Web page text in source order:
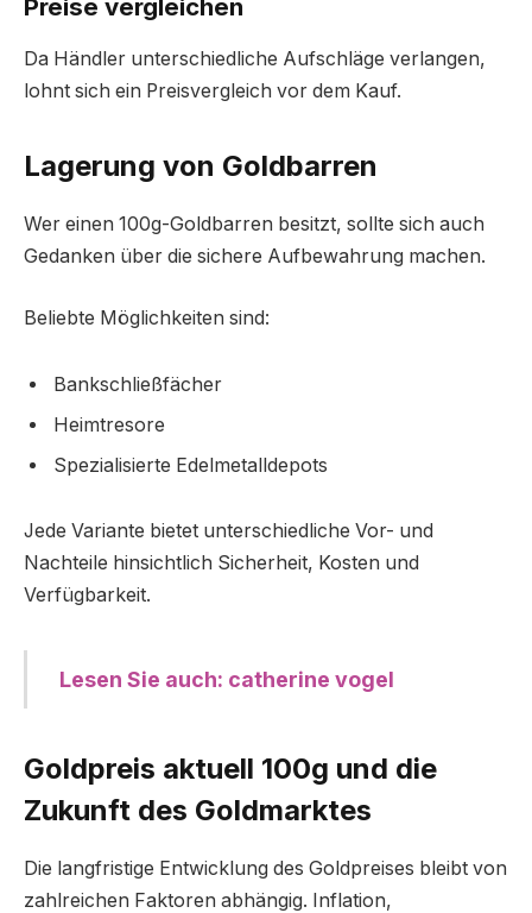
Preise vergleichen
Da Händler unterschiedliche Aufschläge verlangen,
lohnt sich ein Preisvergleich vor dem Kauf.
Lagerung von Goldbarren
Wer einen 100g-Goldbarren besitzt, sollte sich auch
Gedanken über die sichere Aufbewahrung machen.
Beliebte Möglichkeiten sind:
Bankschließfächer
Heimtresore
Spezialisierte Edelmetalldepots
Jede Variante bietet unterschiedliche Vor- und
Nachteile hinsichtlich Sicherheit, Kosten und
Verfügbarkeit.
Lesen Sie auch: catherine vogel
Goldpreis aktuell 100g und die
Zukunft des Goldmarktes
Die langfristige Entwicklung des Goldpreises bleibt von
zahlreichen Faktoren abhängig. Inflation,